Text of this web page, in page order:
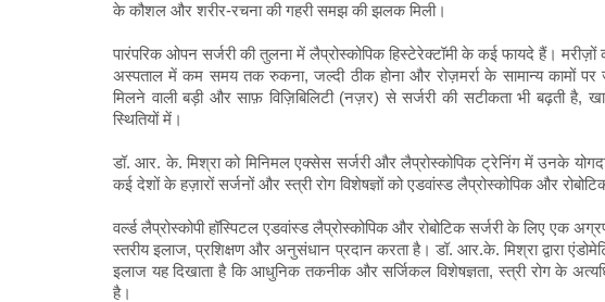
के कौशल और शरीर-रचना की गहरी समझ की झलक मिली।
पारंपरिक ओपन सर्जरी की तुलना में लैप्रोस्कोपिक हिस्टेरेक्टॉमी के कई फायदे हैं।
अस्पताल में कम समय तक रुकना, जल्दी ठीक होना और रोज़मर्रा के सामान्य कामों
मिलने वाली बड़ी और साफ़ विज़िबिलिटी (नज़र) से सर्जरी की सटीकता भी बढ़ती है,
स्थितियों में।
डॉ. आर. के. मिश्रा को मिनिमल एक्सेस सर्जरी और लैप्रोस्कोपिक ट्रेनिंग में उनके
कई देशों के हज़ारों सर्जनों और स्त्री रोग विशेषज्ञों को एडवांस्ड लैप्रोस्कोपिक और
वर्ल्ड लैप्रोस्कोपी हॉस्पिटल एडवांस्ड लैप्रोस्कोपिक और रोबोटिक सर्जरी के लिए एक
स्तरीय इलाज, प्रशिक्षण और अनुसंधान प्रदान करता है। डॉ. आर.के. मिश्रा द्वारा
इलाज यह दिखाता है कि आधुनिक तकनीक और सर्जिकल विशेषज्ञता, स्त्री रोग के
है।